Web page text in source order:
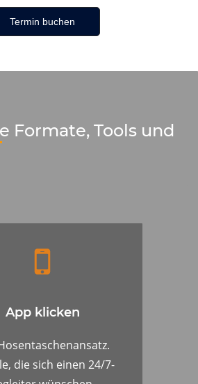
Termin buchen
Formate, Tools und
App klicken
die sich einen 24/7-